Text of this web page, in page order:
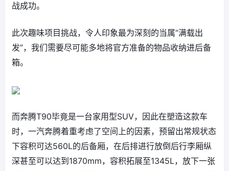
战成功。
此次趣味项目挑战，令人印象最为深刻的当属“满载出
发”，我们需要尽可能多地将官方准备的物品收纳进后备
箱。
而奔腾T90毕竟是一台家用型SUV，因此在塑造这款车
时，一汽奔腾着重考虑了空间上的因素，预留出常规状态
下容积可达560L的后备厢，在后排进行放倒后行李厢纵
深甚至可以达到1870mm，容积拓展至1345L，放下一张